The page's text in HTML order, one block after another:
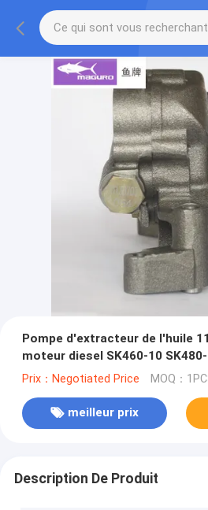
Pompe d'extracteur de l'huile
moteur diesel SK460-10
P11CT
Prix：Negotiated Price MOQ：
meilleur prix
Description De Produit